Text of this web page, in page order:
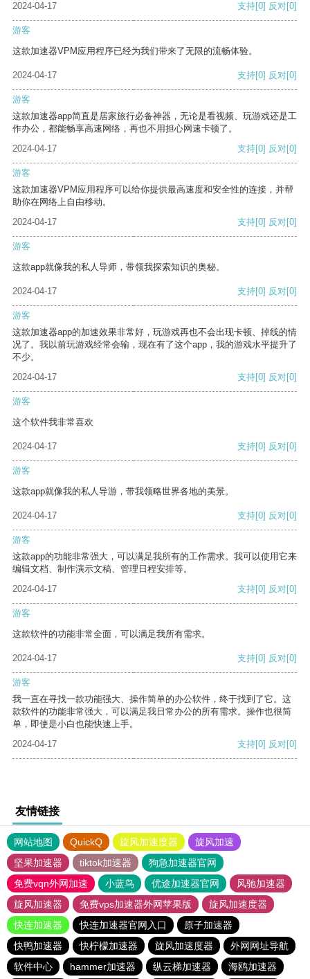
2024-04-17 支持[0] 反对[0]
游客
这款加速器VPM应用程序已经为我们带来了无限的流畅体验。
2024-04-17 支持[0] 反对[0]
游客
这款加速器app简直是居家旅行必备神器，无论是看视频、玩游戏还是工
作办公，都能畅享高速网络，再也不用担心网速卡顿了。
2024-04-17
支持[0] 反对[0]
游客
这款加速器VPM应用程序可以给你提供最高速度和安全性的连接，并帮
助你在网络上自由移动。
2024-04-17
支持[0] 反对[0]
游客
这款app就像我的私人导师，带领我探索知识的奥秘。
2024-04-17 支持[0] 反对[0]
游客
这款加速器app的加速效果非常好，玩游戏再也不会出现卡顿、掉线的情
况了。我以前玩游戏经常会输，现在有了这个app，我的游戏水平提升了
不少。
2024-04-17
支持[0] 反对[0]
游客
这个软件我非常喜欢
2024-04-17 支持[0] 反对[0]
游客
这款app就像我的私人导游，带我领略世界各地的美景。
2024-04-17 支持[0] 反对[0]
游客
这款app的功能非常强大，可以满足我所有的工作需求。我可以使用它来
编辑文档、制作演示文稿、管理日程安排等。
2024-04-17
支持[0] 反对[0]
游客
这款软件的功能非常全面，可以满足我所有需求。
2024-04-17 支持[0] 反对[0]
游客
我一直在寻找一款功能强大、操作简单的办公软件，终于找到了它。这
款软件的功能非常强大，可以满足我日常办公的所有需求。操作也很简
单，即使是小白也能快速上手。
2024-04-17
支持[0] 反对[0]
友情链接
网站地图 QuickQ 旋风加速度器
旋风加速
坚果加速器
tiktok加速器
狗急加速器官网
免费vqn外网加速
小蓝鸟 优途加速器官网
风驰加速器
旋风加速器
免费vps加速器外网苹果版
旋风加速度器
快连加速器
快连加速器官网入口
原子加速器
快鸭加速器
快柠檬加速器 旋风加速度器
外网网址导航
软件中心
hammer加速器 纵云梯加速器 海鸥加速器